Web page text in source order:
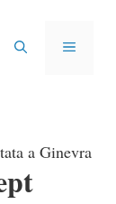
MENU
a Ginevra